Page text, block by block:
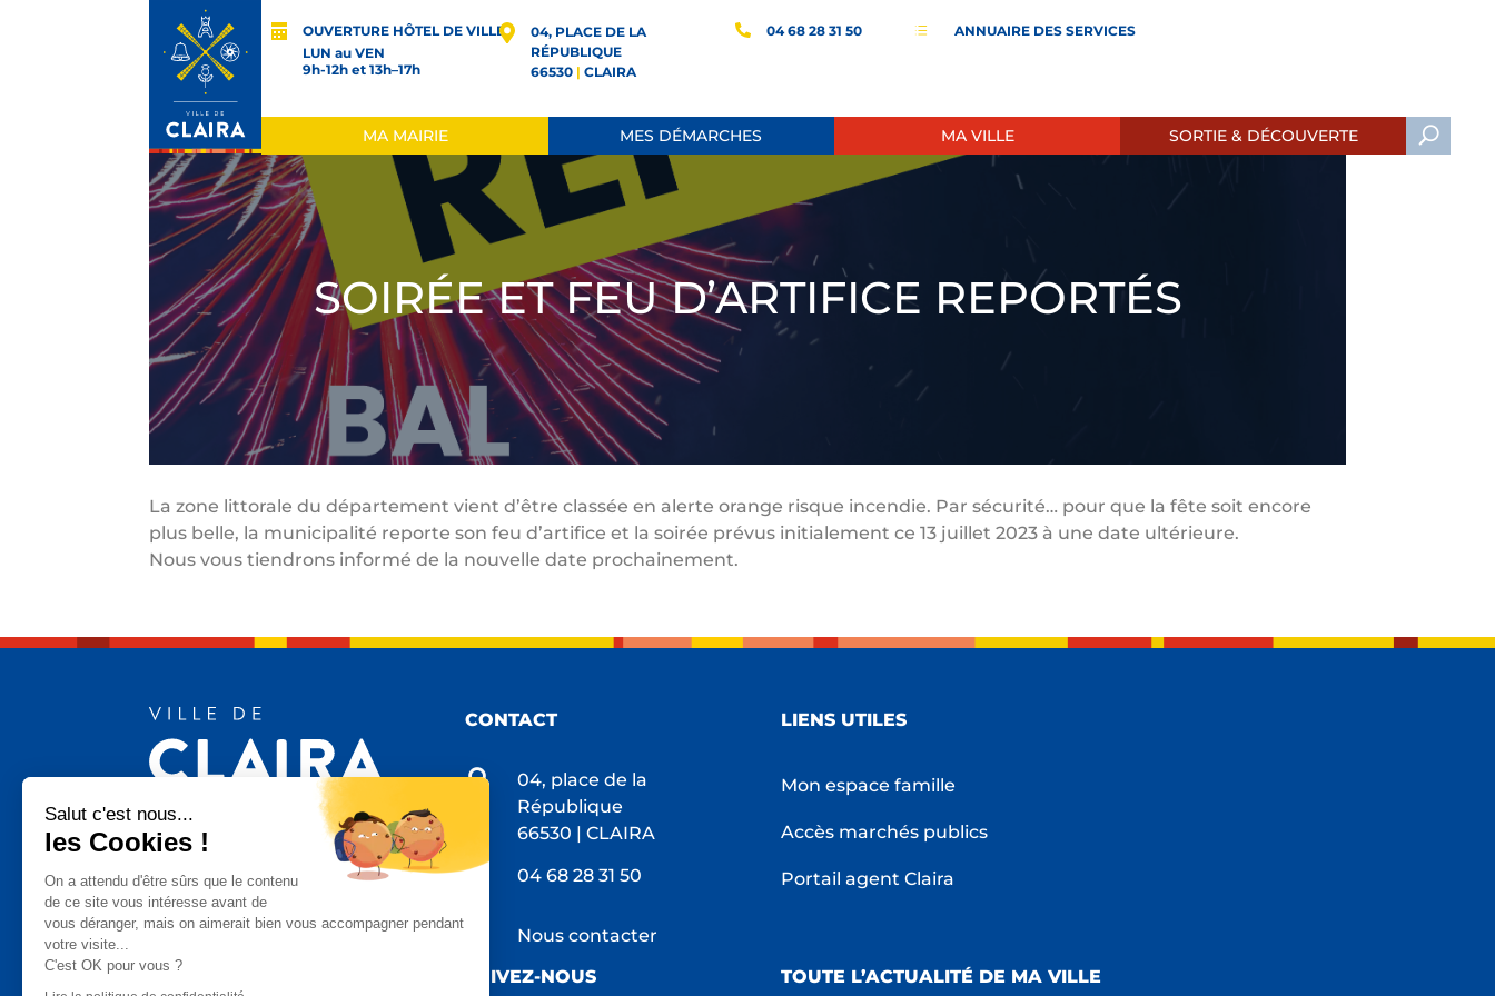
OUVERTURE HÔTEL DE VILLE
LUN au VEN
9h-12h et 13h–17h
04, PLACE DE LA
RÉPUBLIQUE
66530| CLAIRA
04 68 28 31 50 d ANNUAIRE DES SERVICES
MA MAIRIE MES DÉMARCHES MA VILLE SORTIE & DÉCOUVERTE
SOIRÉE ET FEU D’ARTIFICE REPORTÉS
La zone littorale du département vient d’être classée en alerte orange risque incendie. Par sécurité… pour que la fête soit encore
plus belle, la municipalité reporte son feu d’artifice et la soirée prévus initialement ce 13 juillet 2023 à une date ultérieure.
Nous vous tiendrons informé de la nouvelle date prochainement.
CONTACT

04, place de la
République
66530 | CLAIRA
 04 68 28 31 50
Nous contacter
LIENS UTILES
Mon espace famille
Accès marchés publics
Portail agent Claira
SUIVEZ-NOUS TOUTE L’ACTUALITÉ DE MA VILLE
Salut c'est nous...
les Cookies !
On a attendu d'être sûrs que le contenu
de ce site vous intéresse avant de
vous déranger, mais on aimerait bien vous accompagner pendant
votre visite...
C'est OK pour vous ?